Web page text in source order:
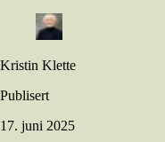
Kristin Klette
Publisert
17. juni 2025